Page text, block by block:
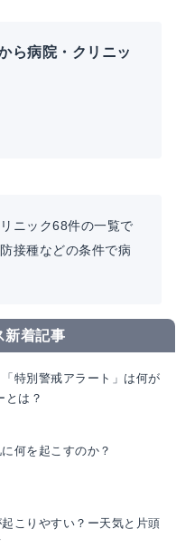
ら病院・クリニッ
ニック68件の一覧で
接種などの条件で病
新着記事
特別警戒アラート」は何が
とは？
何を起こすのか？
こりやすい？ー天気と片頭